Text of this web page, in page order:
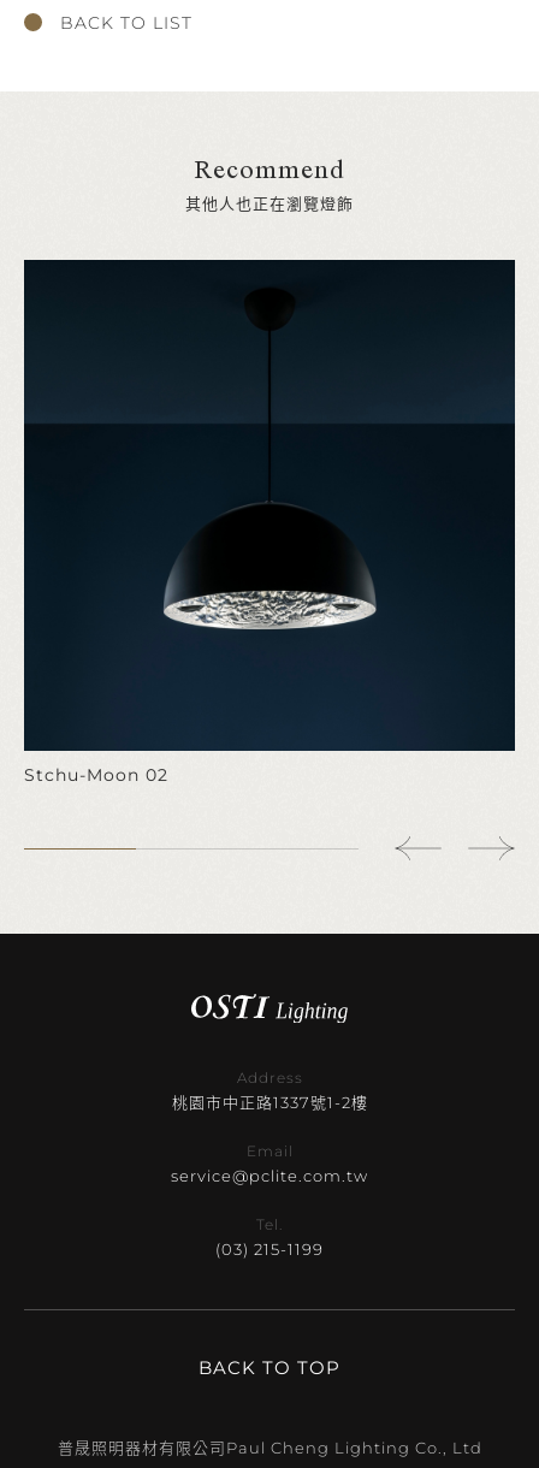
BACK TO LIST
Recommend
其他人也正在瀏覽燈飾
Stchu-Moon 02
Address
桃園市中正路1337號1-2樓
Email
service@pclite.com.tw
Tel.
(03) 215-1199
BACK TO TOP
普晟照明器材有限公司Paul Cheng Lighting Co., Ltd